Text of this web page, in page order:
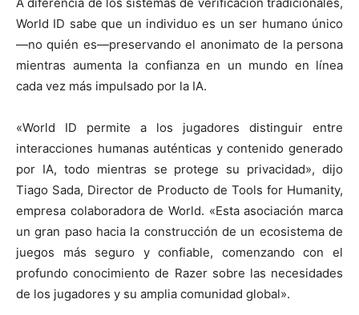
World ID sabe que un individuo es un ser humano único
—no quién es—preservando el anonimato de la persona
mientras aumenta la confianza en un mundo en línea
cada vez más impulsado por la IA.
«World ID permite a los jugadores distinguir entre
interacciones humanas auténticas y contenido generado
por IA, todo mientras se protege su privacidad», dijo
Tiago Sada, Director de Producto de Tools for Humanity,
empresa colaboradora de World. «Esta asociación marca
un gran paso hacia la construcción de un ecosistema de
juegos más seguro y confiable, comenzando con el
profundo conocimiento de Razer sobre las necesidades
de los jugadores y su amplia comunidad global».